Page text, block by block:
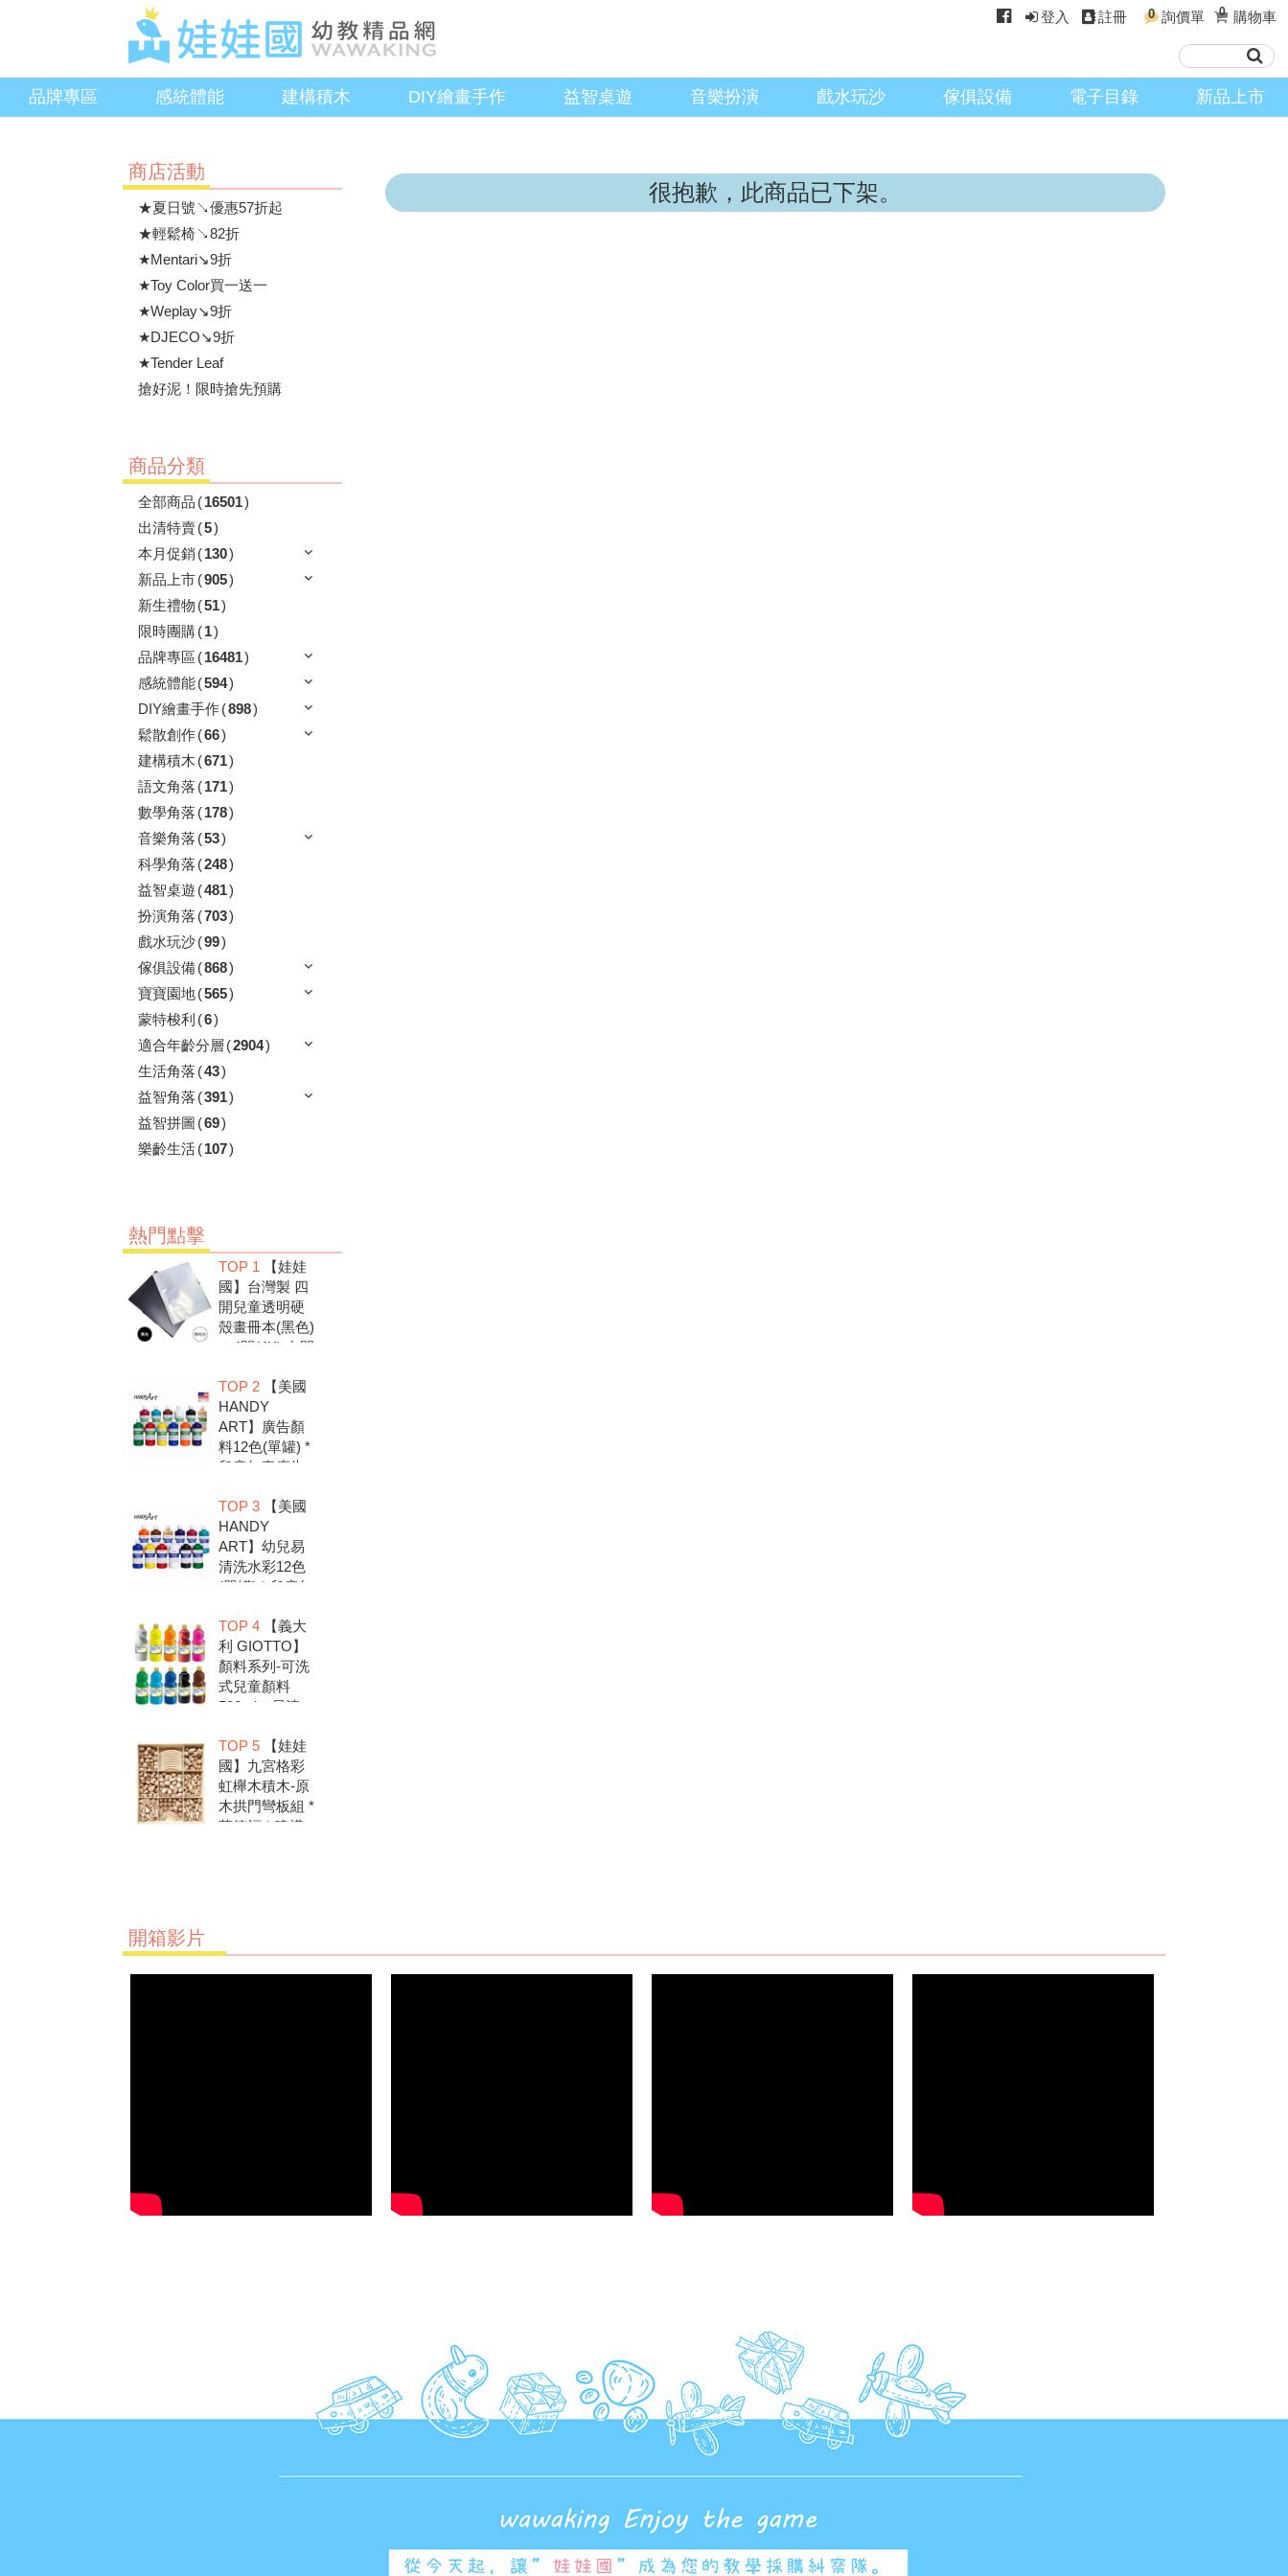
登入 註冊 0 詢價單 0 購物車
品牌專區 感統體能 建構積木 DIY繪畫手作 益智桌遊 音樂扮演 戲水玩沙 傢俱設備 電子目錄 新品上市
商店活動
★夏日號↘優惠57折起
★輕鬆椅↘82折
★Mentari↘9折
★Toy Color買一送一
★Weplay↘9折
★DJECO↘9折
★Tender Leaf
搶好泥！限時搶先預購
商品分類
全部商品 (16501)
出清特賣(5)
本月促銷(130)
新品上市(905)
新生禮物 (51)
限時團購(1)
品牌專區 (16481)
感統體能(594)
DIY繪畫手作(898)
鬆散創作(66)
建構積木 (671)
語文角落 (171)
數學角落 (178)
音樂角落 (53)
科學角落 (248)
益智桌遊 (481)
扮演角落 (703)
戲水玩沙(99)
傢俱設備(868)
寶寶園地(565)
蒙特梭利 (6)
適合年齡分層 (2904)
生活角落 (43)
益智角落 (391)
益智拼圖 (69)
樂齡生活(107)
熱門點擊
TOP 1 【娃娃
國】台灣製 四
開兒童透明硬
殼畫冊本(黑色)
＊4開(4K).中間
扣.資料袋.圖畫
紙收集冊.收納
冊
TOP 2【美國
HANDY
ART】廣告顏
料12色(單罐) *
兒童無毒廣告
放心，彩繪DIY
超有趣
TOP 3【美國
HANDY
ART】幼兒易
清洗水彩12色
(單罐) * 兒童無
安全好放心，
彩繪DIY超有趣
TOP 4【義大
利 GIOTTO】
顏料系列-可洗
式兒童顏料
500ml＊易清
童美勞.親子部
落客推薦
TOP 5【娃娃
國】九宮格彩
虹櫸木積木-原
木拱門彎板組 *
華德福 * 建構
很抱歉，此商品已下架。
開箱影片